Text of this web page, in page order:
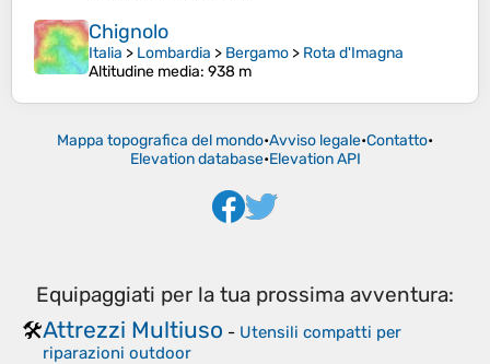
Chignolo
Italia > Lombardia > Bergamo > Rota d'Imagna
Altitudine media: 938 m
Mappa topografica del mondo•Avviso legale•Contatto•
Elevation database•Elevation API
Equipaggiati per la tua prossima avventura:
🛠️Attrezzi Multiuso - Utensili compatti per
riparazioni outdoor